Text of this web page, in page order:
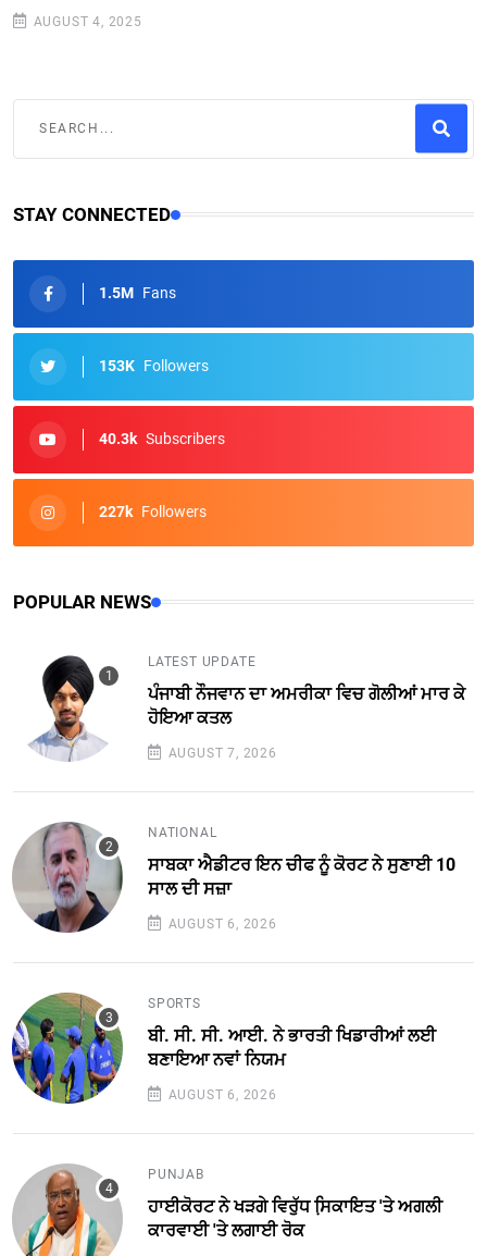
AUGUST 4, 2025
STAY CONNECTED
1.5M Fans
153K Followers
40.3k Subscribers
227k Followers
POPULAR NEWS
LATEST UPDATE
ਪੰਜਾਬੀ ਨੌਜਵਾਨ ਦਾ ਅਮਰੀਕਾ ਵਿਚ ਗੋਲੀਆਂ ਮਾਰ ਕੇ
ਹੋਇਆ ਕਤਲ
AUGUST 7, 2026
NATIONAL
ਸਾਬਕਾ ਐਡੀਟਰ ਇਨ ਚੀਫ ਨੂੰ ਕੋਰਟ ਨੇ ਸੁਣਾਈ 10
ਸਾਲ ਦੀ ਸਜ਼ਾ
AUGUST 6, 2026
SPORTS
ਬੀ. ਸੀ. ਸੀ. ਆਈ. ਨੇ ਭਾਰਤੀ ਖਿਡਾਰੀਆਂ ਲਈ
ਬਣਾਇਆ ਨਵਾਂ ਨਿਯਮ
AUGUST 6, 2026
PUNJAB
ਹਾਈਕੋਰਟ ਨੇ ਖੜਗੇ ਵਿਰੁੱਧ ਸਿ਼ਕਾਇਤ 'ਤੇ ਅਗਲੀ
ਕਾਰਵਾਈ 'ਤੇ ਲਗਾਈ ਰੋਕ